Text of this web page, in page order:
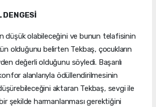
DENGESİ
düşük olabileceğini ve bunun telafisinin
olduğunu belirten Tekbaş, çocukların
değerli olduğunu söyledi. Başarılı
alanlarıyla ödüllendirilmesinin
aktaran Tekbaş, sevgi ile
şekilde harmanlanması gerektiğini